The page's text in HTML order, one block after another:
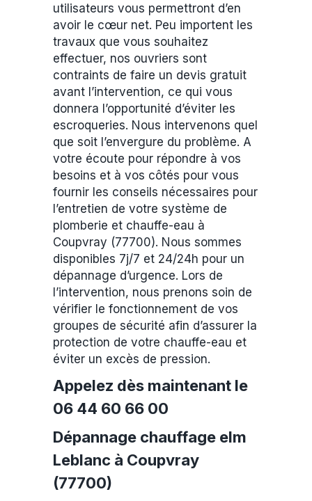
utilisateurs vous permettront d’en
avoir le cœur net. Peu importent les
travaux que vous souhaitez
effectuer, nos ouvriers sont
contraints de faire un devis gratuit
avant l’intervention, ce qui vous
donnera l’opportunité d’éviter les
escroqueries. Nous intervenons quel
que soit l’envergure du problème. A
votre écoute pour répondre à vos
besoins et à vos côtés pour vous
fournir les conseils nécessaires pour
l’entretien de votre système de
plomberie et chauffe-eau à
Coupvray (77700). Nous sommes
disponibles 7j/7 et 24/24h pour un
dépannage d’urgence. Lors de
l’intervention, nous prenons soin de
vérifier le fonctionnement de vos
groupes de sécurité afin d’assurer la
protection de votre chauffe-eau et
éviter un excès de pression.
Appelez dès maintenant le
06 44 60 66 00
Dépannage chauffage elm
Leblanc à Coupvray
(77700)